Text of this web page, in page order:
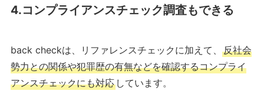
4.コンプライアンスチェック調査もできる
back checkは、リファレンスチェックに加えて、 反社会
勢力との関係や犯罪歴の有無などを確認するコンプライ
アンスチェックにも対応しています。